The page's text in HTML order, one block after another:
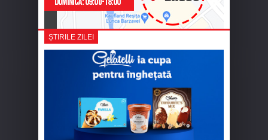
ȘTIRILE ZILEI